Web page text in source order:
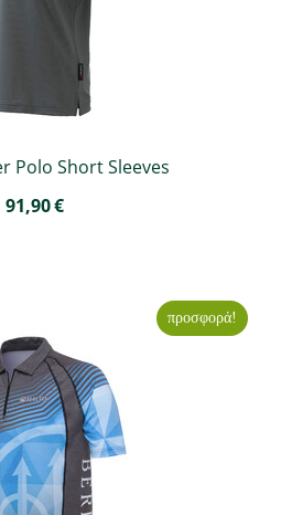
Polo Short Sleeves
91,90€
προσφορά!